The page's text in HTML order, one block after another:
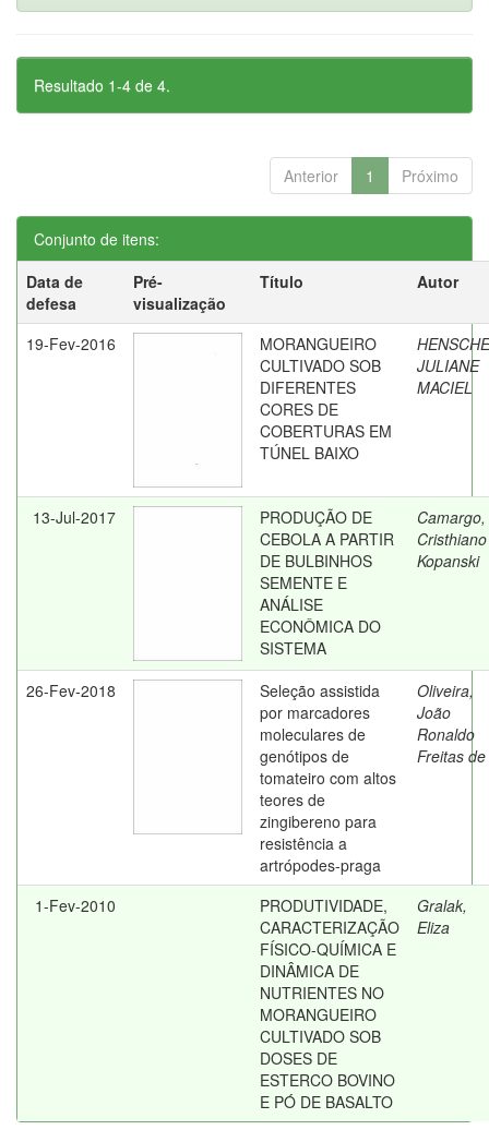
Resultado 1-4 de 4.
Anterior 1 Próximo
Conjunto de itens:
Data de
defesa
Pré-
visualização
Título Autor
19-Fev-2016
MORANGUEIRO
CULTIVADO SOB
DIFERENTES
CORES DE
COBERTURAS EM
TÚNEL BAIXO
JULIANE
MACIEL
13-Jul-2017
PRODUÇÃO DE
CEBOLA A PARTIR
DE BULBINHOS
SEMENTE E
ANÁLISE
ECONÔMICA DO
SISTEMA
Camargo,
Cristhiano
Kopanski
26-Fev-2018
Seleção assistida
por marcadores
moleculares de
genótipos de
tomateiro com altos
teores de
zingibereno para
resistência a
artrópodes-praga
Oliveira,
João
Ronaldo
Freitas de
1-Fev-2010
PRODUTIVIDADE,
CARACTERIZAÇÃO
FÍSICO-QUÍMICA E
DINÂMICA DE
NUTRIENTES NO
MORANGUEIRO
CULTIVADO SOB
DOSES DE
ESTERCO BOVINO
E PÓ DE BASALTO
Gralak,
Eliza